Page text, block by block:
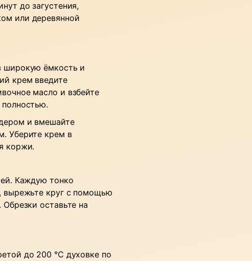
до загустения,
или деревянной
широкую ёмкость и
крем введите
масло и взбейте
полностью.
и вмешайте
Уберите крем в
коржи.
Каждую тонко
вырежьте круг с помощью
оставьте на
до 200 °C духовке по